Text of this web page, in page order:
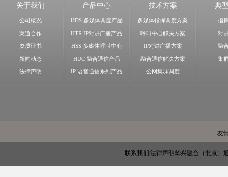
关于我们
公司概况
渠道合作
资质证书
新闻动态
法律声明
产品中心
HDS 多媒体调度产品
HTR IP对讲广播产品
HSS 多媒体呼叫中心
HUC 融合通信产品
IP 语音通信系列产品
技术方案
多媒体指挥调度方案
呼叫中心解决方案
IP对讲广播方案
融合通信解决方案
公网集群调度
典
指
对
融
集
友
联系我们 |法律声明华兴融合（北京）